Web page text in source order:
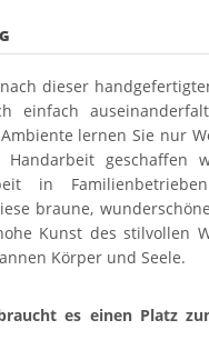
dieser
einfach
lernen Sie nur
geschaffen
in
braune,
Kunst des stilvollen
Körper und Seele.
es einen Platz